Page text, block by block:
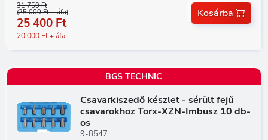
31 750 Ft
(25 000 Ft + áfa)
25 400 Ft
20 000 Ft + áfa
Kosárba
BGS TECHNIC
Csavarkiszedő készlet - sérült fejű
csavarokhoz Torx-XZN-Imbusz 10 db-
os
9-8547